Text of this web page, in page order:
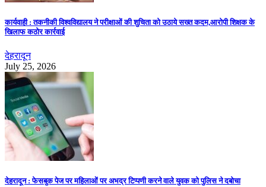
कार्यवाही : तकनीकी विश्वविद्यालय ने परीक्षाओं की शुचिता को उठाये सख्त कदम,आरोपी शिक्षक के
खिलाफ कठोर कार्रवाई
देहरादून
July 25, 2026
देहरादून : फेसबुक पेज पर महिलाओं पर अभद्र टिप्पणी करने वाले युवक को पुलिस ने दबोचा